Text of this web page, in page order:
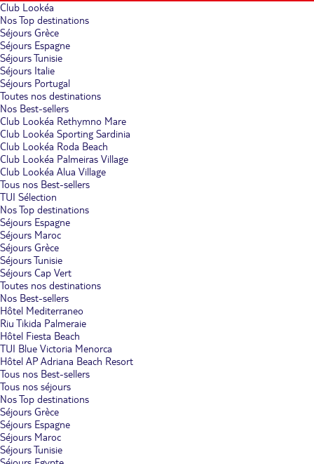
Club Lookéa
Nos Top destinations
Séjours Grèce
Séjours Espagne
Séjours Tunisie
Séjours Italie
Séjours Portugal
Toutes nos destinations
Nos Best-sellers
Club Lookéa Rethymno Mare
Club Lookéa Sporting Sardinia
Club Lookéa Roda Beach
Club Lookéa Palmeiras Village
Club Lookéa Alua Village
Tous nos Best-sellers
TUI Sélection
Nos Top destinations
Séjours Espagne
Séjours Maroc
Séjours Grèce
Séjours Tunisie
Séjours Cap Vert
Toutes nos destinations
Nos Best-sellers
Hôtel Mediterraneo
Riu Tikida Palmeraie
Hôtel Fiesta Beach
TUI Blue Victoria Menorca
Hôtel AP Adriana Beach Resort
Tous nos Best-sellers
Tous nos séjours
Nos Top destinations
Séjours Grèce
Séjours Espagne
Séjours Maroc
Séjours Tunisie